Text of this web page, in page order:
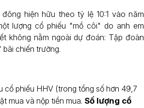
hiện hữu theo tỷ lệ 10:1 vào năm
lượng cổ phiếu "mồ côi" do anh em
không nằm ngoài dự đoán: Tập đoàn
chiến trường.
phiếu HHV (trong tổng số hơn 49,7
mua và nộp tiền mua. Số lượng cổ